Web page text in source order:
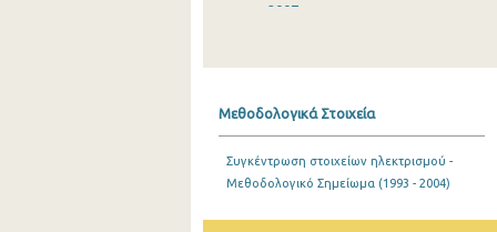
2007
2003
Μεθοδολογικά Στοιχεία
Συγκέντρωση στοιχείων ηλεκτρισμού -
Μεθοδολογικό Σημείωμα (1993 - 2004)